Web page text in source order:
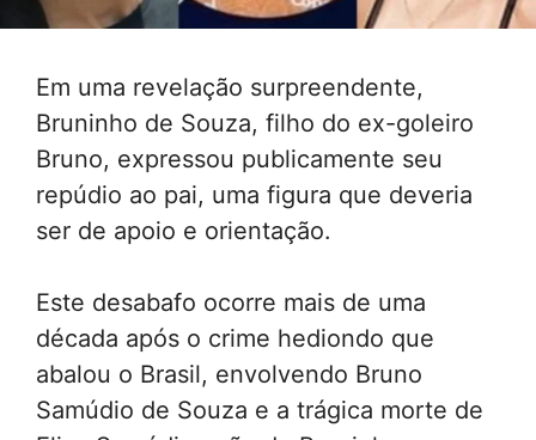
Em uma revelação surpreendente,
Bruninho de Souza, filho do ex-goleiro
Bruno, expressou publicamente seu
repúdio ao pai, uma figura que deveria
ser de apoio e orientação.
Este desabafo ocorre mais de uma
década após o crime hediondo que
abalou o Brasil, envolvendo Bruno
Samúdio de Souza e a trágica morte de